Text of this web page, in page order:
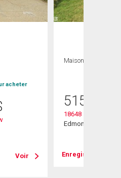
acheter
Voir
Maison
515 000
18648 57 Avenue
Edmonton, AB
Enregistrer